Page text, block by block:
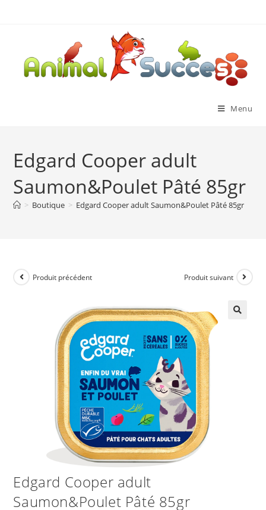
Menu
Edgard Cooper adult
Saumon&Poulet Pâté 85gr
> Boutique > Edgard Cooper adult Saumon&Poulet Pâté 85gr
Produit précédent Produit suivant
Edgard Cooper adult
Saumon&Poulet Pâté 85gr